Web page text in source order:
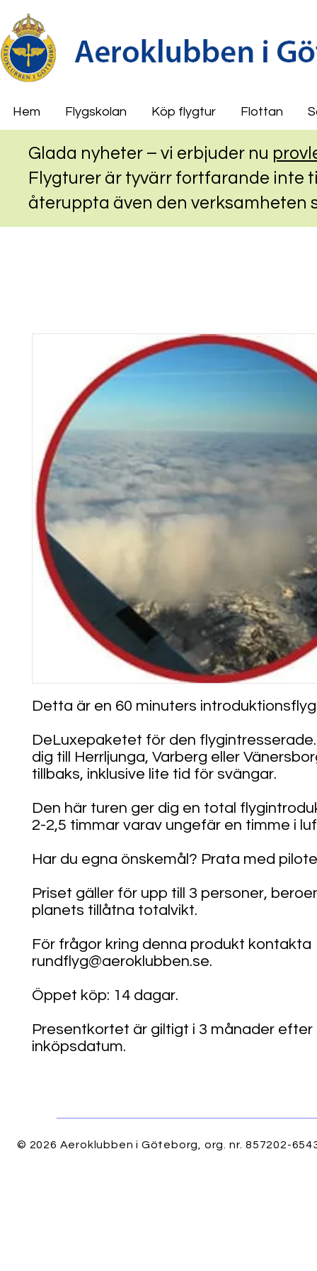
Hem Flygskolan Köp flygtur Flottan
Glada nyheter – vi erbjuder nu
Flygturer är tyvärr fortfarande inte
återuppta även den verksamheten
Detta är en 60 minuters
DeLuxepaketet för den
dig till Herrljunga, Varberg eller
tillbaks, inklusive lite tid för svängar.
Den här turen ger dig en total
2-2,5 timmar varav ungefär en timme i
Har du egna önskemål? Prata med
Priset gäller för upp till 3 personer,
planets tillåtna totalvikt.
För frågor kring denna produkt kontakta
rundflyg@aeroklubben.se.
Öppet köp: 14 dagar.
Presentkortet är giltigt i 3 månader efter
inköpsdatum.
© 2026 Aeroklubben i Göteborg, org. nr. 857202-